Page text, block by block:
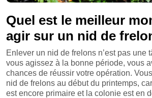
Quel est le meilleur
agir sur un nid de
Enlever un nid de frelons n’est pas une
vous agissez à la bonne période, vous
chances de réussir votre opération.
nid de frelons au début du printemps,
est encore primaire et la colonie est en